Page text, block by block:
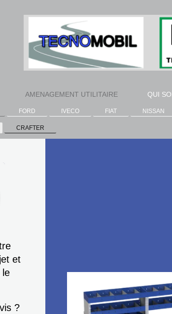
AMENAGEMENT UTILITAIRE QUI
FORD IVECO FIAT NISSAN
CRAFTER
et
le
?